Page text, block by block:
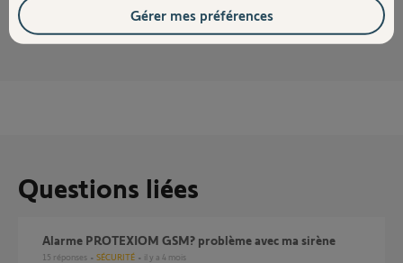
Questions liées
Alarme PROTEXIOM GSM? problème avec ma sirène
15 réponses SÉCURITÉ il y a 4 mois
Gérer mes préférences